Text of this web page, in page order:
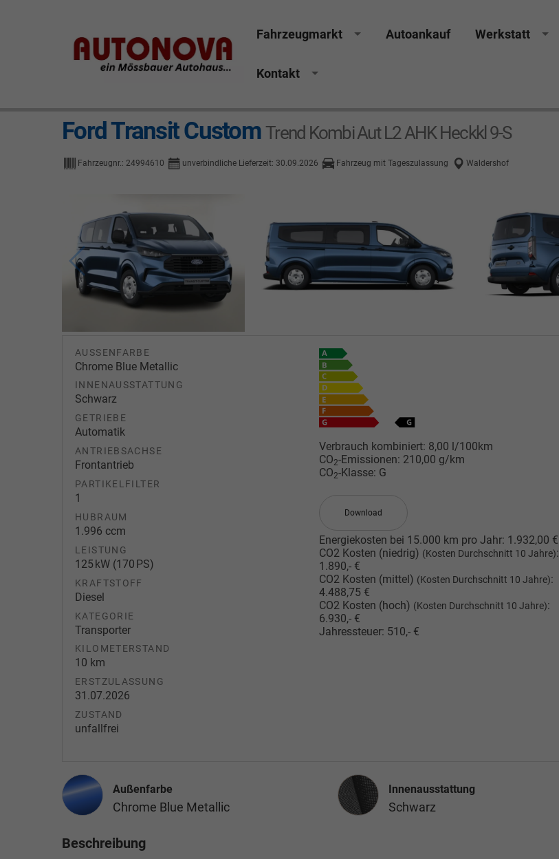
Fahrzeugmarkt Autoankauf Werkstatt
Kontakt
Ford Transit Custom Trend Kombi Aut L2 AHK Heckkl 9-S
Fahrzeugnr.: 24994610 unverbindliche Lieferzeit: 30.09.2026 Fahrzeug mit Tageszulassung Waldershof
AUSSENFARBE
Chrome Blue Metallic
INNENAUSSTATTUNG
Schwarz
GETRIEBE
Automatik
ANTRIEBSACHSE
Frontantrieb
PARTIKELFILTER
1
HUBRAUM
1.996 ccm
LEISTUNG
125 kW (170 PS)
KRAFTSTOFF
Diesel
KATEGORIE
Transporter
KILOMETERSTAND
10 km
ERSTZULASSUNG
31.07.2026
ZUSTAND
unfallfrei
Verbrauch kombiniert: 8,00 l/100km
CO2-Emissionen: 210,00 g/km
CO2-Klasse: G
Download
Energiekosten bei 15.000 km pro Jahr: 1.932,00 €
CO2 Kosten (niedrig) (Kosten Durchschnitt 10 Jahre):
1.890,- €
CO2 Kosten (mittel) (Kosten Durchschnitt 10 Jahre):
4.488,75 €
CO2 Kosten (hoch) (Kosten Durchschnitt 10 Jahre):
6.930,- €
Jahressteuer: 510,- €
Außenfarbe
Chrome Blue Metallic
InnenausstattungInnenausstattung
Schwarz
Beschreibung